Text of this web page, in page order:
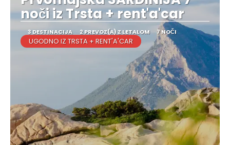
noči iz Trsta + rent'a'car
3 DESTINACIJA 2 PREVOZ(A) Z LETALOM 7 NOČI
UGODNO IZ TRSTA + RENT'A'CAR